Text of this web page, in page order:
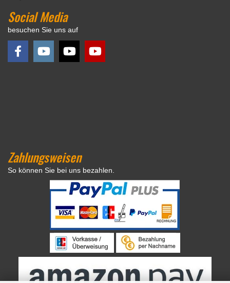
Social Media
besuchen Sie uns auf
Zahlungsweisen
So können Sie bei uns bezahlen.